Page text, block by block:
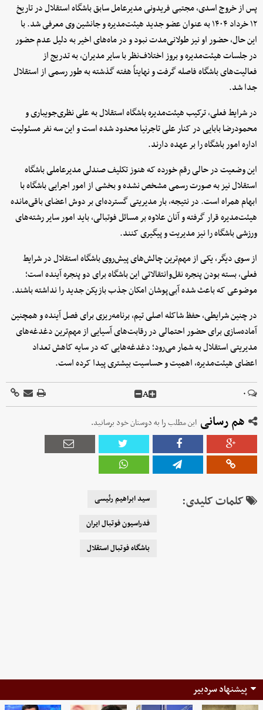
پس از خروج اسدی، مجتبی فریدونی مدیرعامل سابق باشگاه استقلال در تاریخ
۱۲ خرداد ۱۴۰۴ به عنوان عضو جدید هیئت‌مدیره و جانشین وی معرفی شد. با
این حال، حضور او نیز طولانی‌مدت نبود و در ماه‌های اخیر به دلیل عدم حضور
در جلسات هیئت‌مدیره و بروز اختلاف‌نظر با سایر مدیران، به تدریج از
فعالیت‌های باشگاه فاصله گرفت و نهایتاً هفته گذشته به طور رسمی از استقلال
جدا شد.
در شرایط فعلی، ترکیب هیئت‌مدیره باشگاه استقلال به علی نظری‌جویباری و
محمودرضا بابایی در کنار علی تاجرنیا محدود شده است و این سه نفر مسئولیت
اداره امور باشگاه را بر عهده دارند.
این وضعیت در حالی رقم خورده که هنوز تکلیف صندلی مدیرعاملی باشگاه
استقلال نیز به صورت رسمی مشخص نشده و بخشی از امور اجرایی باشگاه با
ابهام همراه است. در نتیجه، بار مدیریتی گسترده‌ای بر دوش اعضای باقی‌مانده
هیئت‌مدیره قرار گرفته و آنان علاوه بر مسائل فوتبالی، باید امور سایر رشته‌های
ورزشی باشگاه را نیز مدیریت و پیگیری کنند.
از سوی دیگر، یکی از مهم‌ترین چالش‌های پیش‌روی باشگاه استقلال در شرایط
فعلی، بسته بودن پنجره نقل‌وانتقالاتی این باشگاه برای دو پنجره آینده است؛
موضوعی که باعث شده آبی‌پوشان امکان جذب بازیکن جدید را نداشته باشند.
در چنین شرایطی، حفظ شاکله اصلی تیم، برنامه‌ریزی برای فصل آینده و همچنین
آماده‌سازی برای حضور احتمالی در رقابت‌های آسیایی از مهم‌ترین دغدغه‌های
مدیریتی استقلال به شمار می‌رود؛ دغدغه‌هایی که در سایه کاهش تعداد
اعضای هیئت‌مدیره، اهمیت و حساسیت بیشتری پیدا کرده است.
۰ A
هم رسانی این مطلب را به دوستان خود برسانید.
کلمات کلیدی:
سید ابراهیم رئیسی
فدراسیون فوتبال ایران
باشگاه فوتبال استقلال
پیشنهاد سردبیر